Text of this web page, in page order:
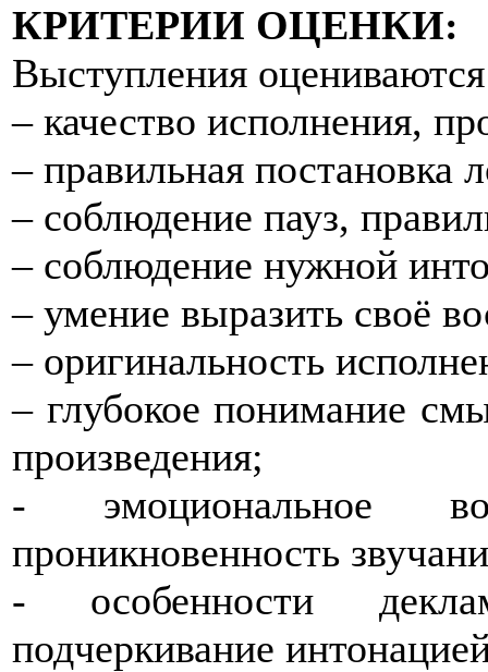
КРИТЕРИИ ОЦЕНКИ:
Выступления
– качество исполнения,
– правильная постановка
– соблюдение пауз,
– соблюдение нужной
– умение выразить своё
– оригинальность
– глубокое понимание
произведения;
- эмоциональное
проникновенность
- особенности
подчеркивание